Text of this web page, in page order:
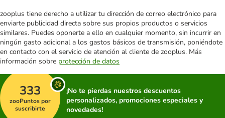
zooplus tiene derecho a utilizar tu dirección de correo electrónico para
enviarte publicidad directa sobre sus propios productos o servicios
similares. Puedes oponerte a ello en cualquier momento, sin incurrir en
ningún gasto adicional a los gastos básicos de transmisión, poniéndote
en contacto con el servicio de atención al cliente de zooplus. Más
información sobre protección de datos
333
zooPuntos por
suscribirte
¡No te pierdas nuestros descuentos
personalizados, promociones especiales y
novedades!